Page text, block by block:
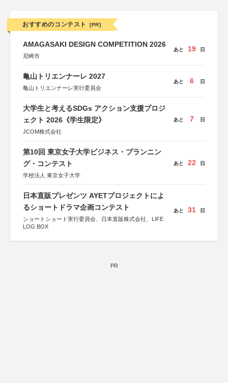
おすすめのコンテスト [PR]
AMAGASAKI DESIGN COMPETITION 2026
尼崎市
あと 19 日
亀山トリエンナーレ 2027
亀山トリエンナーレ実行委員会
あと 6 日
大学生と考えるSDGs アクション支援プロジ
ェクト 2026《学生限定》
JCOM株式会社
あと 7 日
第10回 東京女子大学ビジネス・プランニン
グ・コンテスト
学校法人 東京女子大学
あと 22 日
日本直販プレゼンツ AYETプロジェクトによ
るショートドラマ企画コンテスト
ショートショート実行委員会、日本直販株式会社、LIFE
LOG BOX
あと 31 日
PR